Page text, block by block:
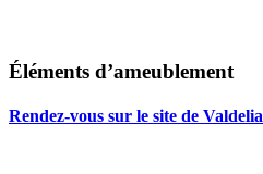
Éléments d’ameublement
Rendez-vous sur le site de Valdelia